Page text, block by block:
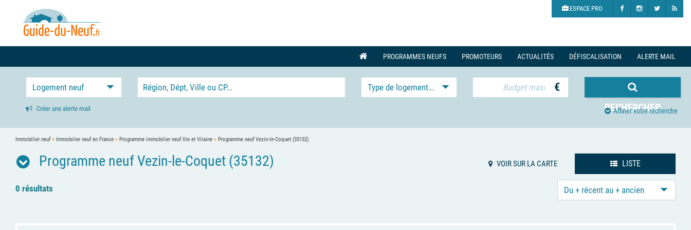
ESPACE PRO
PROGRAMMES NEUFS PROMOTEURS ACTUALITÉS DÉFISCALISATION ALERTE MAIL
Logement neuf Type de logement... €
RECHERCHER
Créer une alerte mail Affiner votre recherche
Immobilier neuf> Immobilier neuf en France > Programme immobilier neuf Ille et Vilaine > Programme neuf Vezin-le-Coquet (35132)
Programme neuf Vezin-le-Coquet (35132) VOIR SUR LA CARTE LISTE
0 résultats Du + récent au + ancien